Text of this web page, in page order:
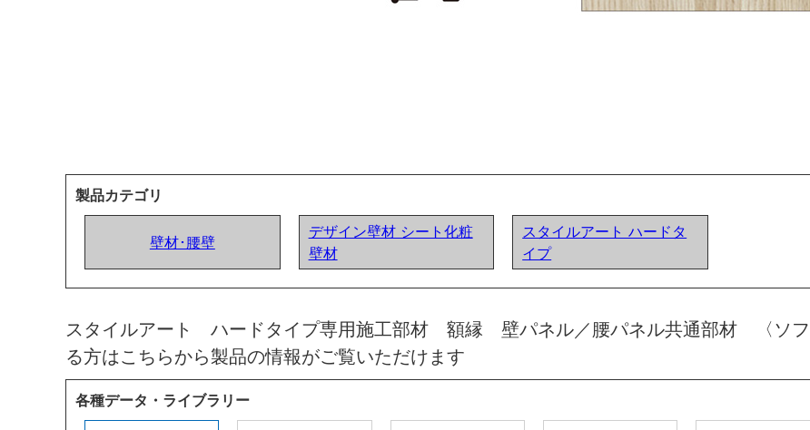
製品カテゴリ
壁材･腰壁
デザイン壁材 シート化粧
壁材
スタイルアート ハードタ
イプ
スタイルアート ハードタイプ専用施工部材 額縁 壁パネル／腰パネル共通部材 〈ソフ
る方はこちらから製品の情報がご覧いただけます
各種データ・ライブラリー